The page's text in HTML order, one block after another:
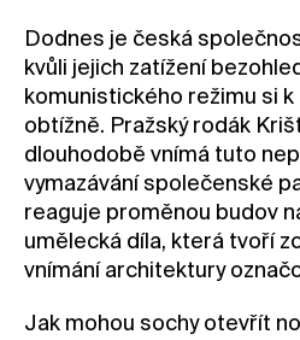
Dodnes je česká
kvůli jejich zatížení
komunistického režimu si
obtížně. Pražský rodák
dlouhodobě vnímá tuto
vymazávání společenské
reaguje proměnou budov
umělecká díla, která tvoří
vnímání architektury
Jak mohou sochy otevřít